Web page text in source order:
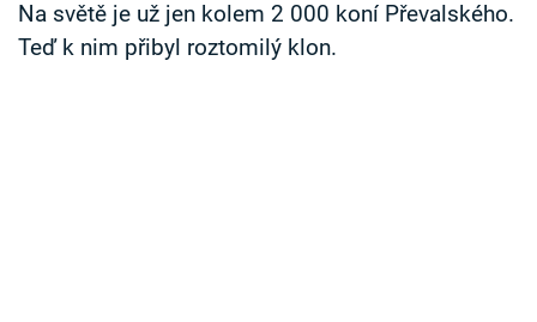
Sledujte nás
Na světě je už jen kolem 2 000 koní Převalského.
Teď k nim přibyl roztomilý klon.